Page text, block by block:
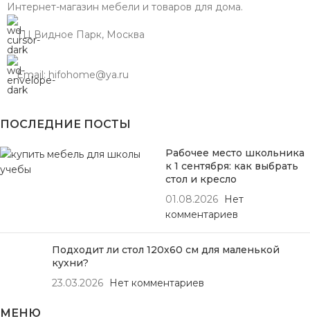
Интернет-магазин мебели и товаров для дома.
ТЦ Видное Парк, Москва
Email: hifohome@ya.ru
ПОСЛЕДНИЕ ПОСТЫ
Рабочее место школьника
к 1 сентября: как выбрать
стол и кресло
01.08.2026
Нет
комментариев
Подходит ли стол 120х60 см для маленькой
кухни?
23.03.2026
Нет комментариев
МЕНЮ